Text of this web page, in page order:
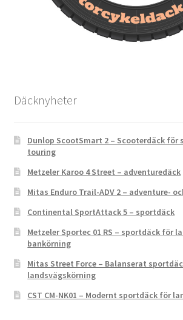
Däcknyheter
Dunlop ScootSmart 2 – Scooterdäck för
touring
Metzeler Karoo 4 Street – adventuredäck
Mitas Enduro Trail-ADV 2 – adventure-
Continental SportAttack 5 – sportdäck
Metzeler Sportec 01 RS – sportdäck för
bankörning
Mitas Street Force – Balanserat
landsvägskörning
CST CM-NK01 – Modernt sportdäck för